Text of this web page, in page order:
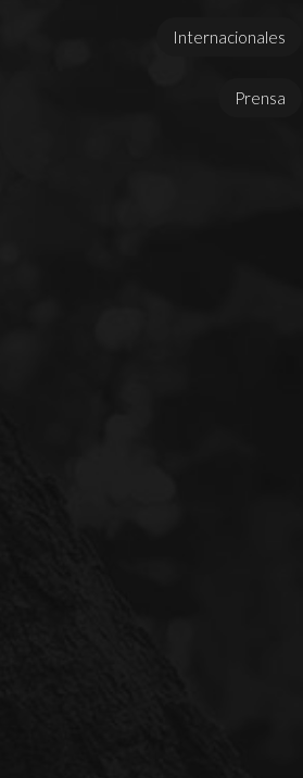
Internacionales
Prensa